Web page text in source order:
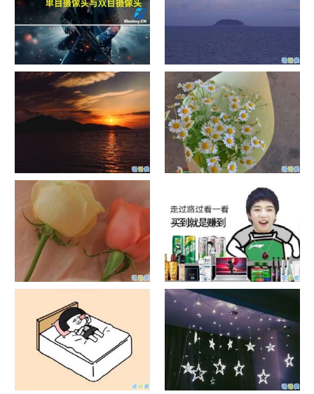
单目摄像头与双目摄像头
晚安励志语录带图片 晚安心语
励志鸡汤
日出文案温柔句子 看日出的微
信说说配图
晒风景照的唯美说说配图 适合
发风景的朋友圈文案
官宣恋爱的说说配图 官宣句子
抖音摆地摊文案 摆地摊的搞笑
说说带图片